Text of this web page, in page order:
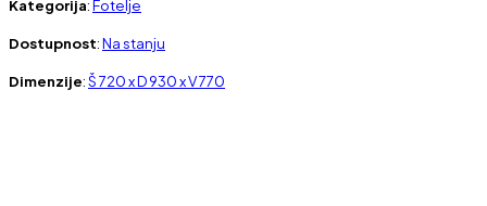
Dostupnost:Na stanju
Dimenzije:Š 720 x D 930 x V 770